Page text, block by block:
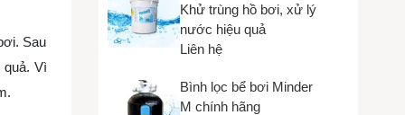
Sau
quả. Vì
Khử trùng hồ bơi, xử lý
nước hiệu quả
Liên hệ
Bình lọc bể bơi Minder
M chính hãng